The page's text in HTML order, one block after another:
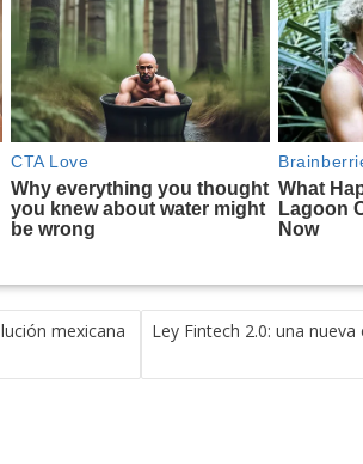
mexicana
Ley Fintech 2.0: una